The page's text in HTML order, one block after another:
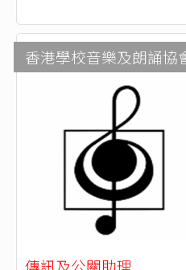
香港學校音樂及朗誦協